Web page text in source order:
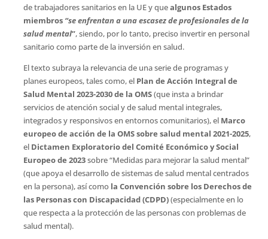
de trabajadores sanitarios en la UE y quealgunos Estados
miembros “se enfrentan a una escasez de profesionales de la
salud mental”, siendo, por lo tanto, preciso invertir en personal
sanitario como parte de la inversión en salud.
El texto subraya la relevancia de una serie de programas y
planes europeos, tales como, el Plan de Acción Integral de
Salud Mental 2023-2030 de la OMS(que insta a brindar
servicios de atención social y de salud mental integrales,
integrados y responsivos en entornos comunitarios), el Marco
europeo de acción de la OMS sobre salud mental 2021-2025,
el Dictamen Exploratorio del Comité Económico y Social
Europeo de 2023sobre “Medidas para mejorar la salud mental”
(que apoya el desarrollo de sistemas de salud mental centrados
en la persona), así como la Convención sobre los Derechos de
las Personas con Discapacidad (CDPD)(especialmente en lo
que respecta a la protección de las personas con problemas de
salud mental).